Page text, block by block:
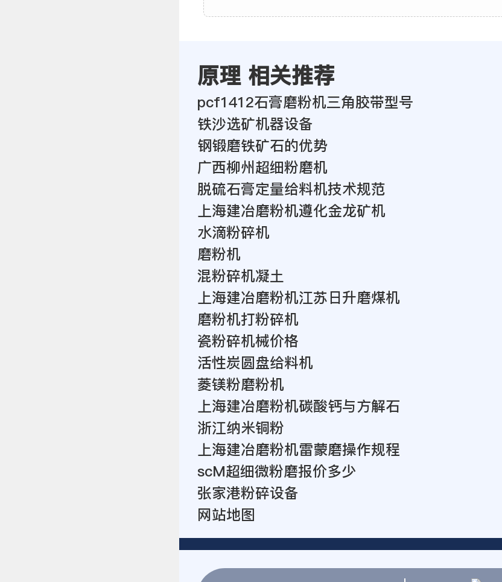
原理 相关推荐
pcf1412石膏磨粉机三角胶带型号
铁沙选矿机器设备
钢锻磨铁矿石的优势
广西柳州超细粉磨机
脱硫石膏定量给料机技术规范
上海建冶磨粉机遵化金龙矿机
水滴粉碎机
磨粉机
混粉碎机凝土
上海建冶磨粉机江苏日升磨煤机
磨粉机打粉碎机
瓷粉碎机械价格
活性炭圆盘给料机
菱镁粉磨粉机
上海建冶磨粉机碳酸钙与方解石
浙江纳米铜粉
上海建冶磨粉机雷蒙磨操作规程
scM超细微粉磨报价多少
张家港粉碎设备
网站地图